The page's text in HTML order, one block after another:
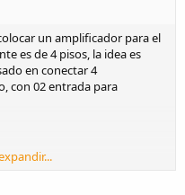
un amplificador para el
es de 4 pisos, la idea es
en conectar 4
con 02 entrada para